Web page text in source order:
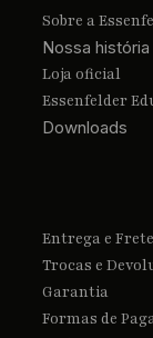
Sobre a
Nossa história
Loja oficial
Essenfelder
Downloads
Entrega e Frete
Trocas e
Garantia
Formas de